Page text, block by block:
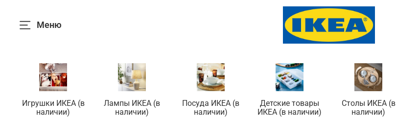
Меню
Игрушки ИКЕА (в
наличии)
Лампы ИКЕА (в
наличии)
Посуда ИКЕА (в
наличии)
Детские товары
ИКЕА (в наличии)
Столы ИКЕА (в
наличии)